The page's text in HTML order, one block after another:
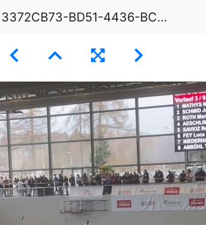
3372CB73-BD51-4436-BCD8-182AECE7BD05 1 105 c